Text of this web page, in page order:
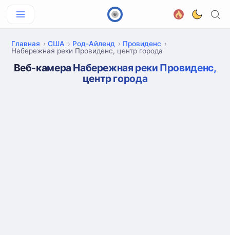
Главная США Род-Айленд
Провиденс
Набережная реки Провиденс, центр города
Веб-камера Набережная реки Провиденс,
центр города